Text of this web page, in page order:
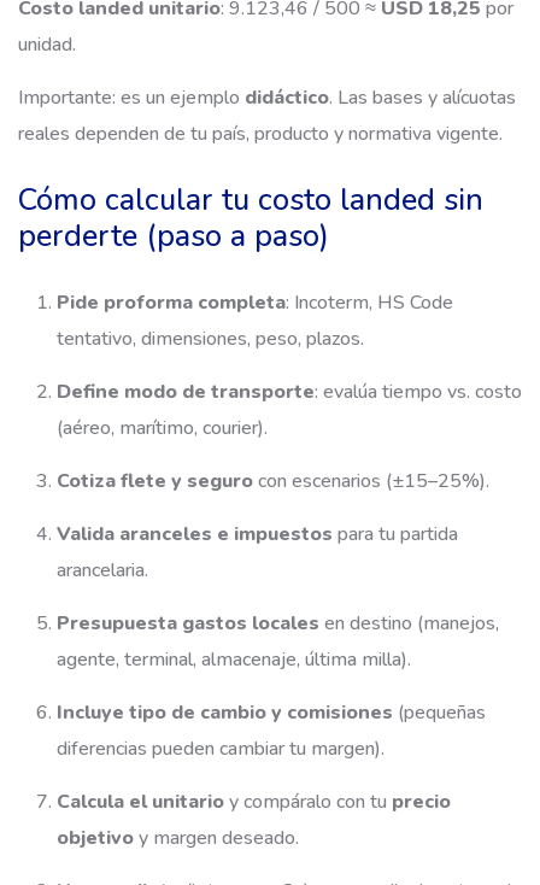
Costo landed unitario: 9.123,46 / 500 ≈ USD 18,25 por
unidad.
Importante: es un ejemplo didáctico. Las bases y alícuotas
reales dependen de tu país, producto y normativa vigente.
Cómo calcular tu costo landed sin
perderte (paso a paso)
Pide proforma completa: Incoterm, HS Code
tentativo, dimensiones, peso, plazos.
Define modo de transporte: evalúa tiempo vs. costo
(aéreo, marítimo, courier).
Cotiza flete y segurocon escenarios (±15–25%).
Valida aranceles e impuestos para tu partida
arancelaria.
Presupuesta gastos locales en destino (manejos,
agente, terminal, almacenaje, última milla).
Incluye tipo de cambio y comisiones (pequeñas
diferencias pueden cambiar tu margen).
Calcula el unitarioy compáralo con tu precio
objetivoy margen deseado.